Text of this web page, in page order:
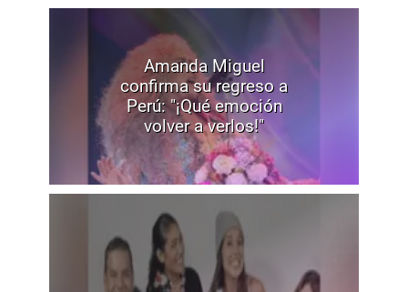
Amanda Miguel
confirma su regreso a
Perú: "¡Qué emoción
volver a verlos!"